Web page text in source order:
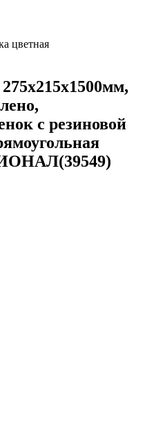
цветная
с резиновой